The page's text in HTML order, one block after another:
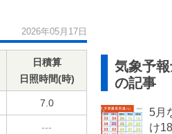
2026年05月17日
日積算
日照時間(時)
7.0
---
気象予
の記事
5月
け